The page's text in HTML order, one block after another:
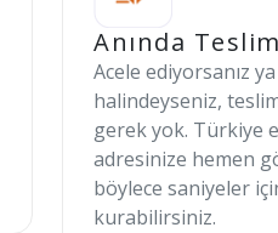
Anında
Acele ediyorsanız
halindeyseniz,
gerek yok. Türkiye
adresinize hemen
böylece saniyeler
kurabilirsiniz.